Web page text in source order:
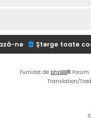
Şterge toate
ne
Furnizat de phpBB® Forum
Translation/